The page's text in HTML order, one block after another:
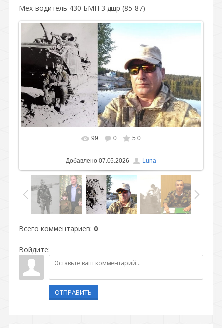
Мех-водитель 430 БМП 3 дшр (85-87)
В реальном размере 576x332
99 0 5.0
Добавлено 07.05.2026 Luna
Всего комментариев: 0
Войдите:
ОТПРАВИТЬ